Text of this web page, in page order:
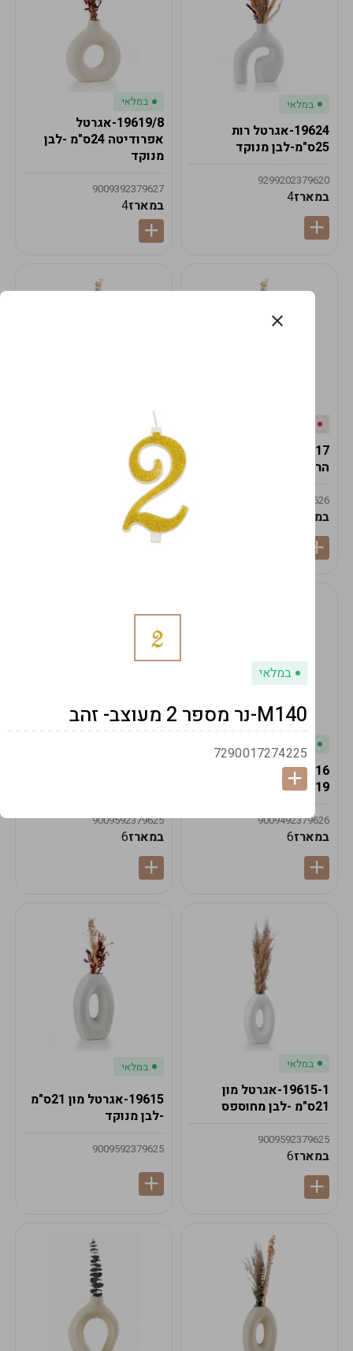
במלאי
19624-אגרטל רות
25ס"מ-לבן מנוקד
9299202379620
במארז4
במלאי
19619/8-אגרטל
אפרודיטה 24ס"מ -לבן
מנוקד
9009392379627
במארז4
הרמס 19ס"מ -לבן נקי
9009492379626
במארז
19ס"מ -לבן מנוקד
9009492379626
במארז6
19616-אגרטל הרמס
19ס"מ -קרם
9009492379626
במארז6
9009592379625
במארז6
במלאי
19615-1-אגרטל מון
21ס"מ -לבן מחוספס
9009592379625
במארז6
במלאי
19615-אגרטל מון 21ס"מ
-לבן מנוקד
9009592379625
במלאי
M140-נר מספר 2 מעוצב- זהב
7290017274225